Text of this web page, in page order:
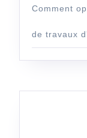
Comment
de travaux